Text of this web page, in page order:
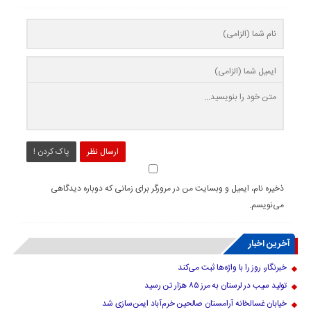
ارسال نظر پاک کردن !
ذخیره نام، ایمیل و وبسایت من در مرورگر برای زمانی که دوباره دیدگاهی
می‌نویسم.
آخرین اخبار
خبرنگار، روز را با واژه‌ها ثبت می‌کند
تولید سیب در لرستان به مرز ۸۵ هزار تن رسید
خیابان غسالخانه آرامستان صالحین خرم‌آباد ایمن‌سازی شد